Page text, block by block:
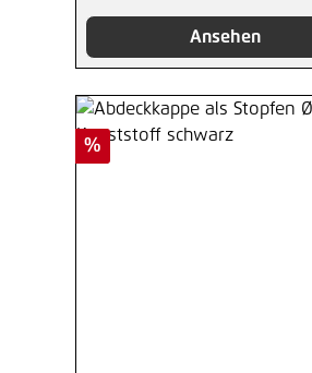
Ansehen
Rabatt
%